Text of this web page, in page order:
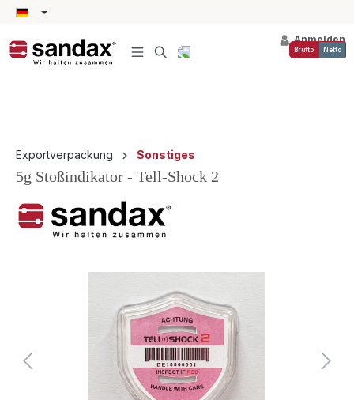
springen
Anmelden
Brutto Netto
Exportverpackung Sonstiges
5g Stoßindikator - Tell-Shock 2